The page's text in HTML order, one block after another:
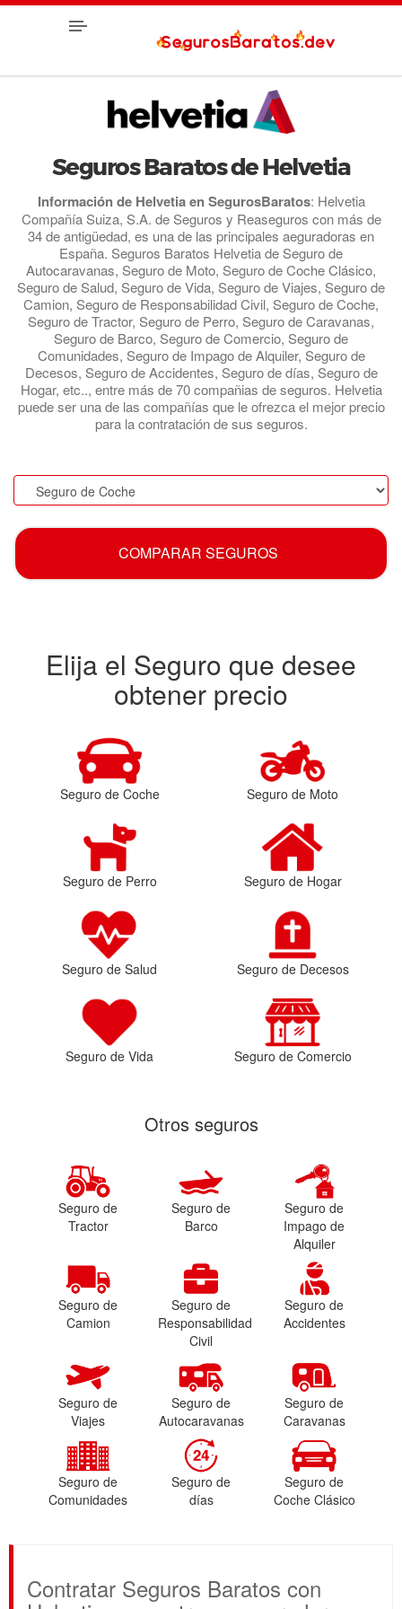
Seguros Baratos de Helvetia
Información de Helvetia en SegurosBaratos: Helvetia
Compañía Suiza, S.A. de Seguros y Reaseguros con más de
34 de antigüedad, es una de las principales aeguradoras en
España. Seguros Baratos Helvetia de Seguro de
Autocaravanas, Seguro de Moto, Seguro de Coche Clásico,
Seguro de Salud, Seguro de Vida, Seguro de Viajes, Seguro de
Camion, Seguro de Responsabilidad Civil, Seguro de Coche,
Seguro de Tractor, Seguro de Perro, Seguro de Caravanas,
Seguro de Barco, Seguro de Comercio, Seguro de
Comunidades, Seguro de Impago de Alquiler, Seguro de
Decesos, Seguro de Accidentes, Seguro de días, Seguro de
Hogar, etc.., entre más de 70 compañias de seguros. Helvetia
puede ser una de las compañías que le ofrezca el mejor precio
para la contratación de sus seguros.
COMPARAR SEGUROS
Elija el Seguro que desee
obtener precio
Seguro de Coche Seguro de Moto
Seguro de Perro Seguro de Hogar
Seguro de Salud Seguro de Decesos
Seguro de Vida Seguro de Comercio
Otros seguros
Seguro de
Tractor
Seguro de
Barco
Seguro de
Impago de
Alquiler
Seguro de
Camion
Seguro de
Responsabilidad
Civil
Seguro de
Accidentes
Seguro de
Viajes
Seguro de
Autocaravanas
Seguro de
Caravanas
Seguro de
Comunidades
Seguro de
días
Seguro de
Coche Clásico
Contratar Seguros Baratos con